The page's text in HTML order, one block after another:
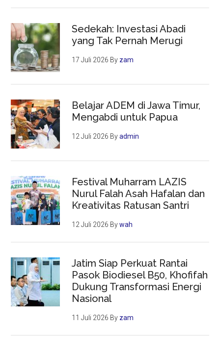
Sedekah: Investasi Abadi
yang Tak Pernah Merugi
17 Juli 2026 By zam
Belajar ADEM di Jawa Timur,
Mengabdi untuk Papua
12 Juli 2026 Byadmin
Festival Muharram LAZIS
Nurul Falah Asah Hafalan dan
Kreativitas Ratusan Santri
12 Juli 2026 Bywah
Jatim Siap Perkuat Rantai
Pasok Biodiesel B50, Khofifah
Dukung Transformasi Energi
Nasional
11 Juli 2026 By zam